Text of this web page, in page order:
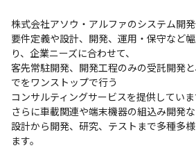
株式会社アソウ・アルファのシステム開発
要件定義や設計、開発、運用・保守など
り、企業ニーズに合わせて、
客先常駐開発、開発工程のみの受託開発
でをワンストップで行う
コンサルティングサービスを提供していま
さらに車載関連や端末機器の組込み開発
設計から開発、研究、テストまで多種多
ます。